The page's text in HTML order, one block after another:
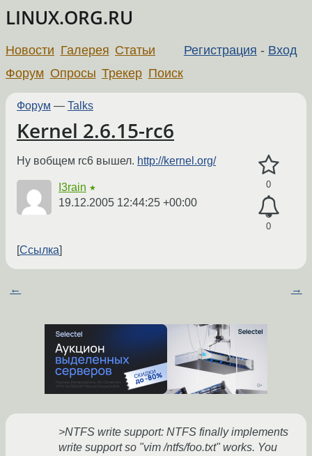
LINUX.ORG.RU
Регистрация - Вход
Новости Галерея Статьи
Форум Опросы Трекер Поиск
Форум — Talks
Kernel 2.6.15-rc6
0
0
Ну вобщем rc6 вышел. http://kernel.org/
I3rain ★
19.12.2005 12:44:25 +00:00
Ссылка
← →
>NTFS write support: NTFS finally implements
write support so "vim /ntfs/foo.txt" works. You